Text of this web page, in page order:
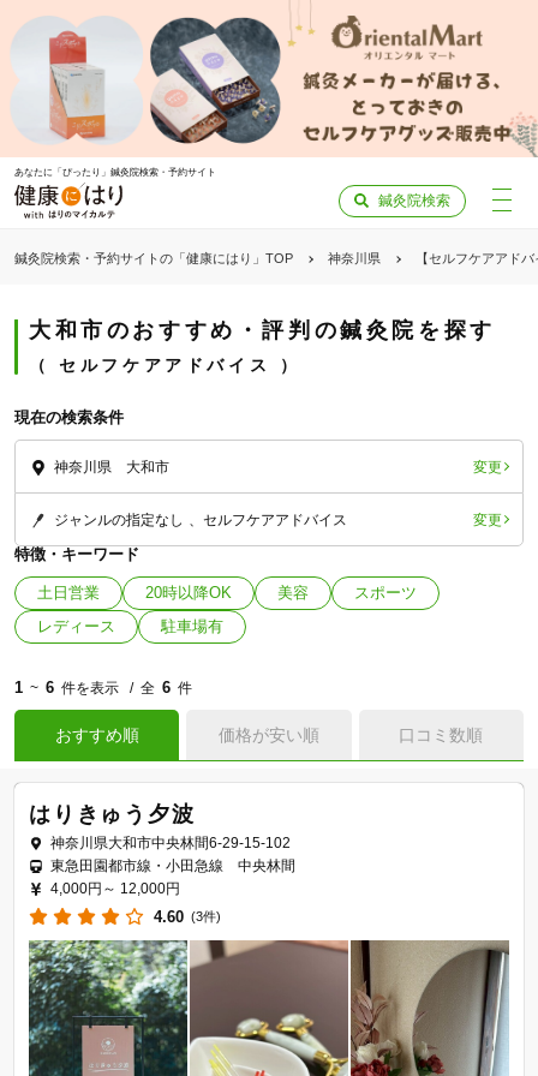
あなたに「ぴったり」鍼灸院検索・予約サイト
鍼灸院検索
鍼灸院検索・予約サイトの「健康にはり」TOP 神奈川県 【セルフケアアド
大和市のおすすめ・評判の鍼灸院を探す
セルフケアアドバイス
現在の検索条件
神奈川県 大和市 変更
ジャンルの指定なし セルフケアアドバイス 変更
特徴・キーワード
土日営業 20時以降OK 美容
スポーツ
レディース
駐車場有
1 ~ 6 件を表示 全 6 件
おすすめ順 価格が安い順 口コミ数順
はりきゅう夕波
神奈川県大和市中央林間6-29-15-102
東急田園都市線・小田急線 中央林間
4,000円～ 12,000円
4.60 (3件)
「健康にはりを見た」